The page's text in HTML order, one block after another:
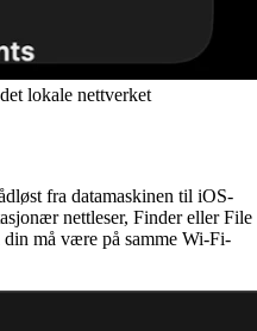
lokale nettverket
fra datamaskinen til iOS-
nettleser, Finder eller File
må være på samme Wi-Fi-